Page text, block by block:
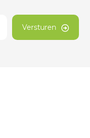
Versturen